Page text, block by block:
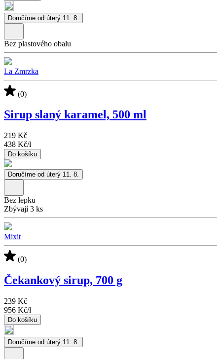
Doručíme od úterý 11. 8.
Bez plastového obalu
La Zmrzka
(0)
Sirup slaný karamel, 500 ml
219 Kč
438 Kč/l
Do košíku
Doručíme od úterý 11. 8.
Bez lepku
Zbývají 3 ks
Mixit
(0)
Čekankový sirup, 700 g
239 Kč
956 Kč/l
Do košíku
Doručíme od úterý 11. 8.